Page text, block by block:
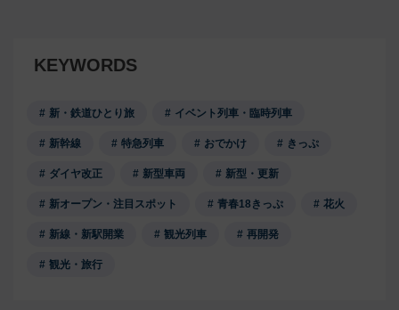
KEYWORDS
新・鉄道ひとり旅 イベント列車・臨時列車
新幹線 特急列車 おでかけ きっぷ
ダイヤ改正 新型車両 新型・更新
新オープン・注目スポット 青春18きっぷ 花火
新線・新駅開業 観光列車 再開発
観光・旅行